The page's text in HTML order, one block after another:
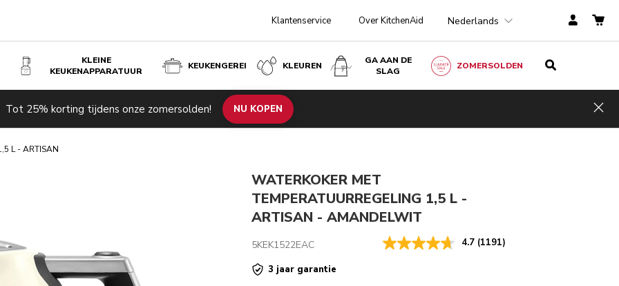
Klantenservice Over KitchenAid Nederlands
KLEINE
KEUKENAPPARATUUR
KEUKENGEREI KLEUREN
GA AAN DE
SLAG
ZOMERSOLDEN
Tot 25% korting tijdens onze zomersolden! NU KOPEN
L - ARTISAN
producten
Inspiratie Technische specificaties Beoordelingen
WATERKOKER MET
TEMPERATUURREGELING 1,5 L -
ARTISAN - AMANDELWIT
5KEK1522EAC 4.7 (1191)
3 jaar garantie